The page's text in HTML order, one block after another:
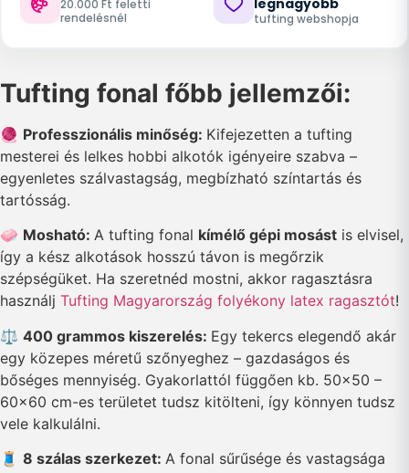
20.000 Ft feletti
rendelésnél
legnagyobb
tufting webshopja
Tufting fonal főbb jellemzői:
🧶 Professzionális minőség: Kifejezetten a tufting
mesterei és lelkes hobbi alkotók igényeire szabva –
egyenletes szálvastagság, megbízható színtartás és
tartósság.
🧼 Mosható: A tufting fonal kímélő gépi mosást is elvisel,
így a kész alkotások hosszú távon is megőrzik
szépségüket. Ha szeretnéd mostni, akkor ragasztásra
használj Tufting Magyarország folyékony latex ragasztót!
⚖️ 400 grammos kiszerelés: Egy tekercs elegendő akár
egy közepes méretű szőnyeghez – gazdaságos és
bőséges mennyiség. Gyakorlattól függően kb. 50×50 –
60×60 cm-es területet tudsz kitölteni, így könnyen tudsz
vele kalkulálni.
🧵 8 szálas szerkezet: A fonal sűrűsége és vastagsága